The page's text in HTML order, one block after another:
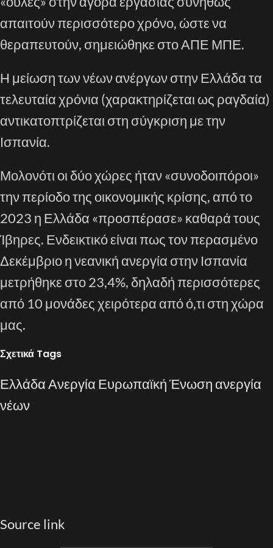
απαιτούν περισσότερο χρόνο, ώστε να
θεραπευτούν, σημειώθηκε στο ΑΠΕ ΜΠΕ.
Η μείωση των νέων ανέργων στην Ελλάδα τα
τελευταία χρόνια (χαρακτηρίζεται ως ραγδαία)
αντικατοπτρίζεται στη σύγκριση με την
Ισπανία.
Μολονότι οι δύο χώρες ήταν «συνοδοιπόροι»
την περίοδο της οικονομικής κρίσης, από το
2023 η Ελλάδα «προσπέρασε» καθαρά τους
Ίβηρες. Ενδεικτικό είναι πως τον περασμένο
Δεκέμβριο η νεανική ανεργία στην Ισπανία
μετρήθηκε στο 23,4%, δηλαδή περισσότερες
από 10 μονάδες χειρότερα από ό,τι στη χώρα
μας.
Σχετικά Tags
ΕλλάδαΑνεργία Ευρωπαϊκή Ένωση ανεργία
νέων
Source link